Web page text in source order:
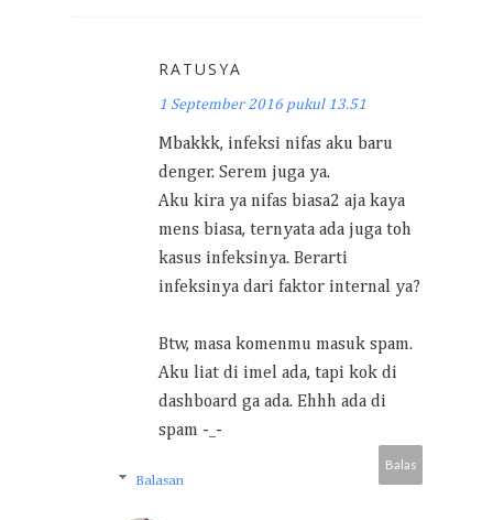
RATUSYA
1 September 2016 pukul 13.51
Mbakkk, infeksi nifas aku baru
denger. Serem juga ya.
Aku kira ya nifas biasa2 aja kaya
mens biasa, ternyata ada juga toh
kasus infeksinya. Berarti
infeksinya dari faktor internal ya?
Btw, masa komenmu masuk spam.
Aku liat di imel ada, tapi kok di
dashboard ga ada. Ehhh ada di
spam -_-
Balas
Balasan